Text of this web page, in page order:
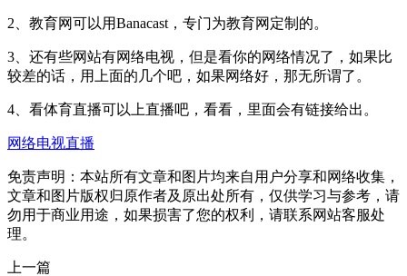
2、教育网可以用Banacast，专门为教育网定制的。
3、还有些网站有网络电视，但是看你的网络情况了，如果比
较差的话，用上面的几个吧，如果网络好，那无所谓了。
4、看体育直播可以上直播吧，看看，里面会有链接给出。
网络电视直播
免责声明：本站所有文章和图片均来自用户分享和网络收集，
文章和图片版权归原作者及原出处所有，仅供学习与参考，请
勿用于商业用途，如果损害了您的权利，请联系网站客服处
理。
上一篇